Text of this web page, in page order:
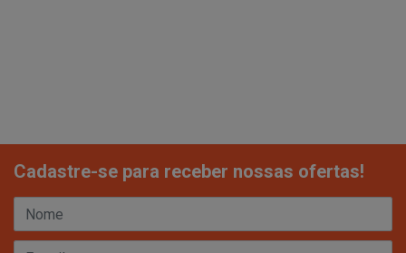
Cadastre-se para receber nossas ofertas!